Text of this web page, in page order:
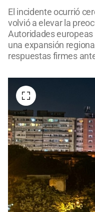
El incidente ocurrió
volvió a elevar la
Autoridades
una expansión
respuestas firmes